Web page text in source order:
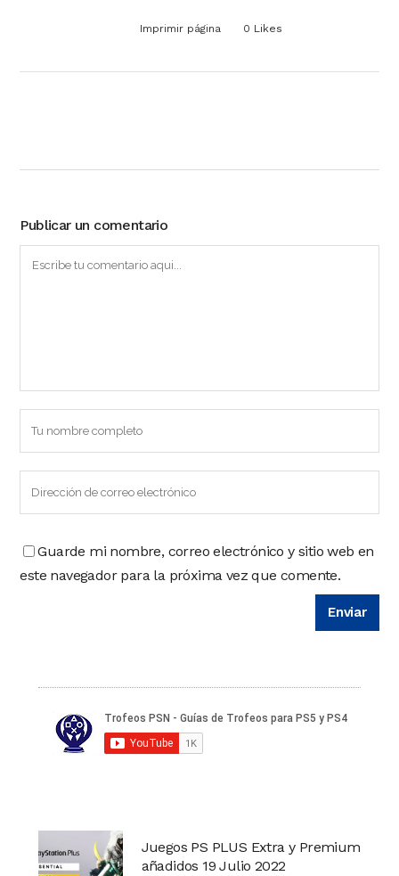
Imprimir página 0 Likes
Publicar un comentario
Guarde mi nombre, correo electrónico y sitio web en
este navegador para la próxima vez que comente.
Juegos PS PLUS Extra y Premium
añadidos 19 Julio 2022